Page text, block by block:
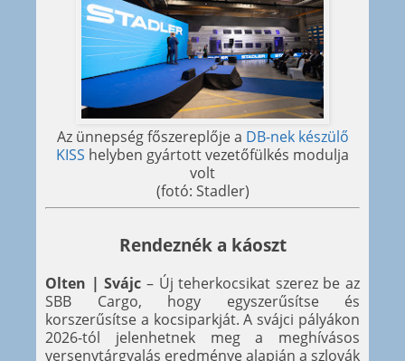
Az ünnepség főszereplője a DB-nek készülő
KISS helyben gyártott vezetőfülkés modulja
volt
(fotó: Stadler)
Rendeznék a káoszt
Olten | Svájc – Új teherkocsikat szerez be az
SBB Cargo, hogy egyszerűsítse és
korszerűsítse a kocsiparkját. A svájci pályákon
2026-tól jelenhetnek meg a meghívásos
versenytárgyalás eredménye alapján a szlovák